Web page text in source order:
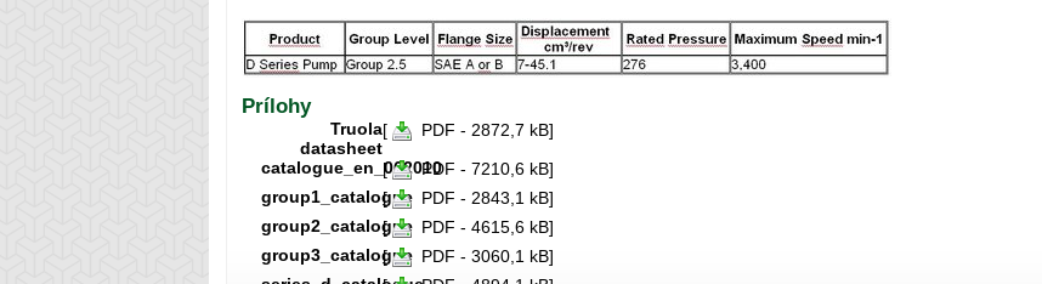
Prílohy
Truola
datasheet
[
PDF - 2872,7 kB]
catalogue_en_062010
[
PDF - 7210,6 kB]
group1_catalogue
[
PDF - 2843,1 kB]
group2_catalogue
[
PDF - 4615,6 kB]
group3_catalogue
[
PDF - 3060,1 kB]